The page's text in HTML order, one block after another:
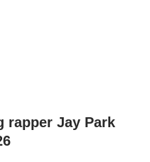
rapper Jay Park